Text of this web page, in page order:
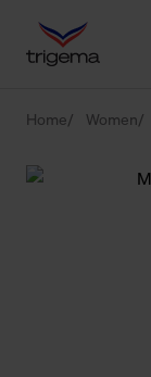
Home Women